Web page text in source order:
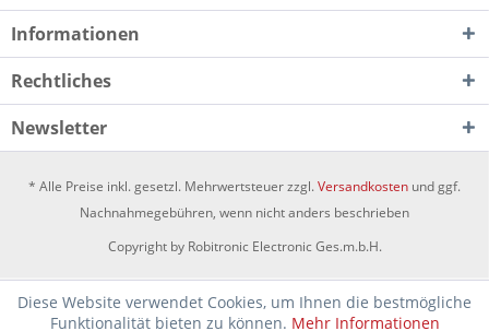
Informationen
Rechtliches
Newsletter
* Alle Preise inkl. gesetzl. Mehrwertsteuer zzgl.Versandkosten und ggf.
Nachnahmegebühren, wenn nicht anders beschrieben
Copyright by Robitronic Electronic Ges.m.b.H.
Diese Website verwendet Cookies, um Ihnen die bestmögliche
Funktionalität bieten zu können. Mehr Informationen